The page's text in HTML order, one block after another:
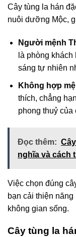
Cây tùng la hán
nuôi dưỡng Mộc,
Người mệnh
là phòng
sáng tự nhiên
Không hợp
thích, chẳng
phong thuỷ của
Đọc thêm:
nghĩa và cách
Việc chọn đúng
bạn cải thiện
không gian sống.
Cây tùng la